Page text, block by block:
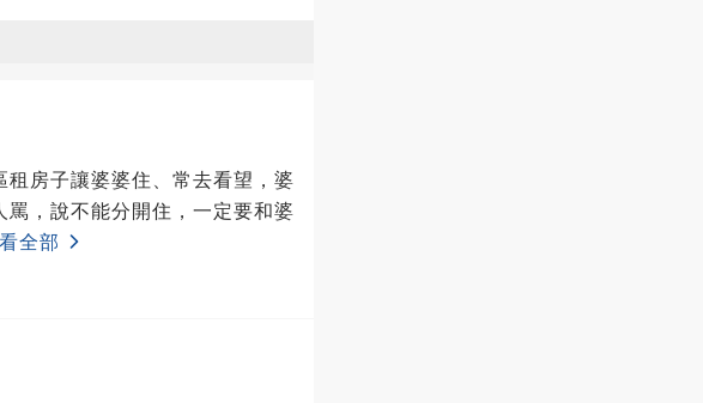
房子讓婆婆住、常去看望，婆
，說不能分開住，一定要和婆
全部